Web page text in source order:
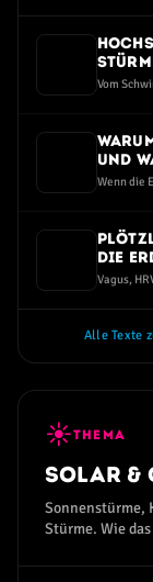
Vom
und
zu
Wenn die
die
trifft
Vagus,
Alle Texte
☀THEMA
Solar &
Sonnenstürme,
Stürme. Wie